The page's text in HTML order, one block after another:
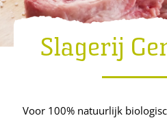
Slagerij
Voor 100% natuurlijk